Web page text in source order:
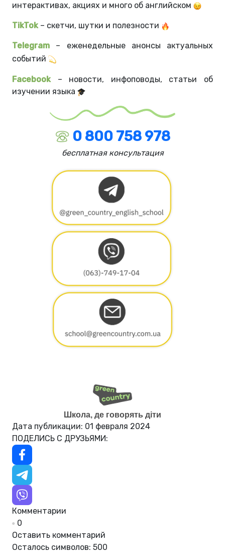
интерактивах, акциях и много об английском
TikTok – скетчи, шутки и полезности
Telegram –
еженедельные анонсы актуальных
событий
Facebook – новости, инфоповоды, статьи об
изучении языка
0 800 758 978
бесплатная консультация
Школа, де говорять діти
Дата публикации: 01 февраля 2024
ПОДЕЛИСЬ С ДРУЗЬЯМИ:
Комментарии
0
Оставить комментарий
Осталось символов: 500